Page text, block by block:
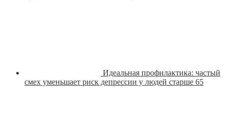
Идеальная профилактика: частый
смех уменьшает риск депрессии у людей старше 65